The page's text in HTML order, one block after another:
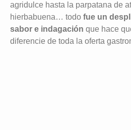
agridulce hasta la parpatana de
hierbabuena… todo fue un
sabor e indagación que hace
diferencie de toda la oferta